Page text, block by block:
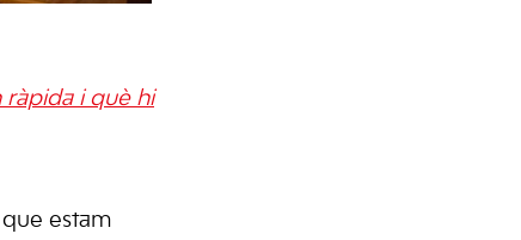
ràpida i què hi
estam